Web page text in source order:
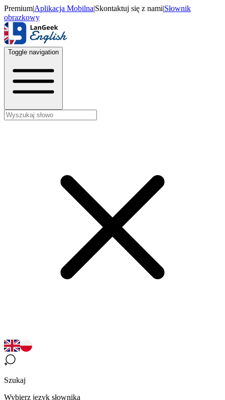
Premium|Aplikacja Mobilna|Skontaktuj się z nami|Słownik
obrazkowy
Toggle navigation
Szukaj
Wybierz język słownika